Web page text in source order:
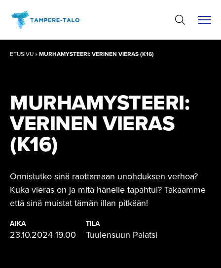
sisältöön
ETUSIVU»MURHAMYSTEERI: VERINEN VIERAS (K16)
MURHAMYS­TEERI:
VERINEN VIERAS
(K16)
Onnistutko sinä raottamaan unohduksen verhoa?
Kuka vieras on ja mitä hänelle tapahtui? Takaamme
että sinä muistat tämän illan pitkään!
AIKA
23.10.2024 19.00
TILA
Tuulensuun Palatsi